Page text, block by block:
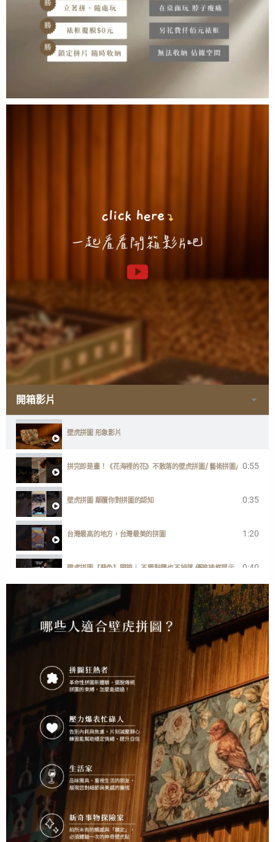
開箱影片
壁虎拼圖 形象影片
拼完即是畫！《花海裡的花》不散落的壁虎拼圖/ 藝術拼圖/ 台灣製
0:55
壁虎拼圖 顛覆你對拼圖的認知 0:35
台灣最高的地方，台灣最美的拼圖 1:20
壁虎拼圖【葵兔】開箱｜ 不需黏膠也不掉落 優雅裱框展示 0:40
一分鐘開箱【歡迎回家】快樂小狗勾 1:00
GECKO POWER PUZZLE ENGLISH DEMONSTRATION 2:38